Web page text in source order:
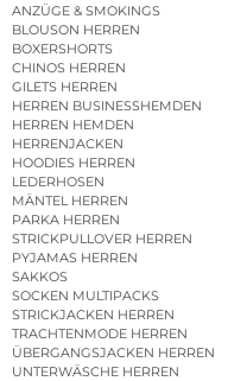
ANZÜGE & SMOKINGS
BLOUSON HERREN
BOXERSHORTS
CHINOS HERREN
GILETS HERREN
HERREN BUSINESSHEMDEN
HERREN HEMDEN
HERRENJACKEN
HOODIES HERREN
LEDERHOSEN
MÄNTEL HERREN
PARKA HERREN
STRICKPULLOVER HERREN
PYJAMAS HERREN
SAKKOS
SOCKEN MULTIPACKS
STRICKJACKEN HERREN
TRACHTENMODE HERREN
ÜBERGANGSJACKEN HERREN
UNTERWÄSCHE HERREN